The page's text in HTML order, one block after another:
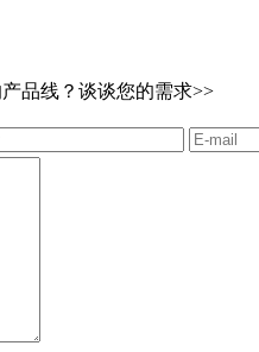
品线？谈谈您的需求>>